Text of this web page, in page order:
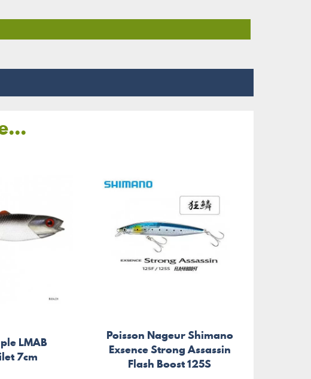
LMAB
7cm
Poisson Nageur Shimano
Exsence Strong Assassin
Flash Boost 125S